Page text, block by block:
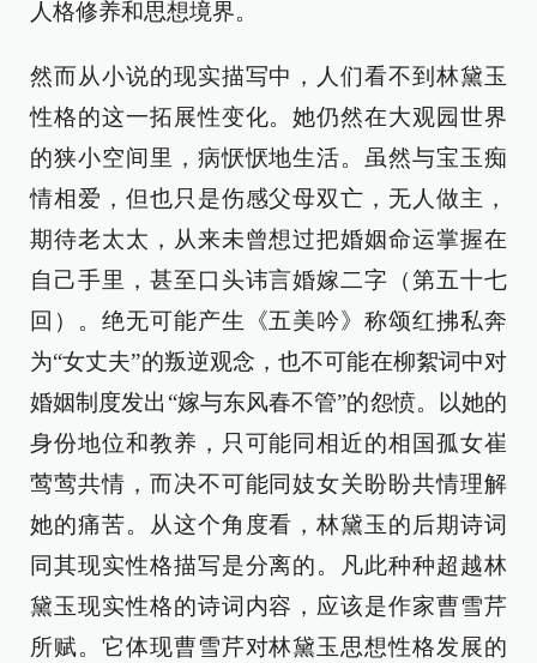
人格修养和思想境界。
然而从小说的现实描写中，人们看不到林黛玉
性格的这一拓展性变化。她仍然在大观园世界
的狭小空间里，病恹恹地生活。虽然与宝玉痴
情相爱，但也只是伤感父母双亡，无人做主，
期待老太太，从来未曾想过把婚姻命运掌握在
自己手里，甚至口头讳言婚嫁二字（第五十七
回）。绝无可能产生《五美吟》称颂红拂私奔
为“女丈夫”的叛逆观念，也不可能在柳絮词中对
婚姻制度发出“嫁与东风春不管”的怨愤。以她的
身份地位和教养，只可能同相近的相国孤女崔
莺莺共情，而决不可能同妓女关盼盼共情理解
她的痛苦。从这个角度看，林黛玉的后期诗词
同其现实性格描写是分离的。凡此种种超越林
黛玉现实性格的诗词内容，应该是作家曹雪芹
所赋。它体现曹雪芹对林黛玉思想性格发展的